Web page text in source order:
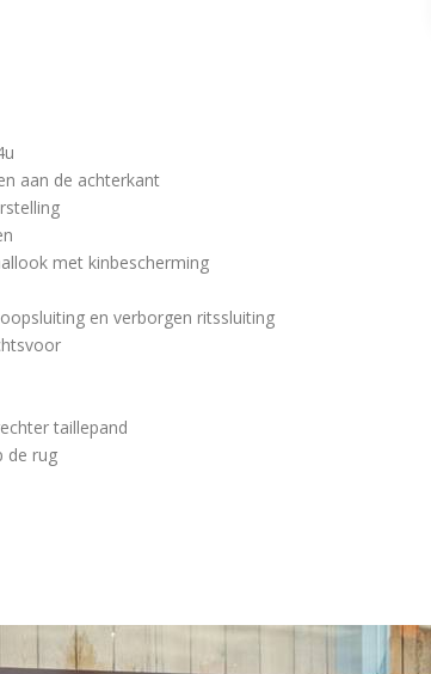
aan de achterkant
met kinbescherming
en verborgen ritssluiting
taillepand
de rug